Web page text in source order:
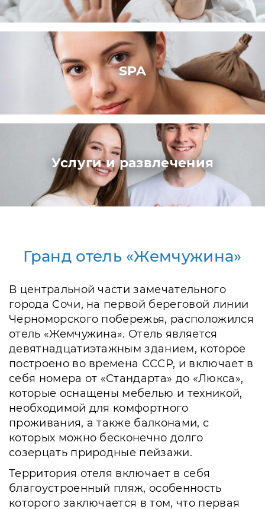
SPA
Услуги и развлечения
Гранд отель «Жемчужина»
В центральной части замечательного
города Сочи, на первой береговой линии
Черноморского побережья, расположился
отель «Жемчужина». Отель является
девятнадцатиэтажным зданием, которое
построено во времена СССР, и включает в
себя номера от «Стандарта» до «Люкса»,
которые оснащены мебелью и техникой,
необходимой для комфортного
проживания, а также балконами, с
которых можно бесконечно долго
созерцать природные пейзажи.
Территория отеля включает в себя
благоустроенный пляж, особенность
которого заключается в том, что первая